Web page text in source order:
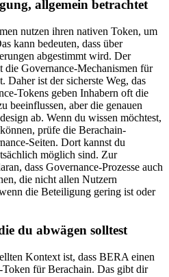
allgemein betrachtet
nutzen ihren nativen Token, um
kann bedeuten, dass über
abgestimmt wird. Der
die Governance-Mechanismen für
Daher ist der sicherste Weg, das
Tokens geben Inhabern oft die
beeinflussen, aber die genauen
ab. Wenn du wissen möchtest,
prüfe die Berachain-
Seiten. Dort kannst du
möglich sind. Zur
dass Governance-Prozesse auch
die nicht allen Nutzern
die Beteiligung gering ist oder
du abwägen solltest
Kontext ist, dass BERA einen
für Berachain. Das gibt dir